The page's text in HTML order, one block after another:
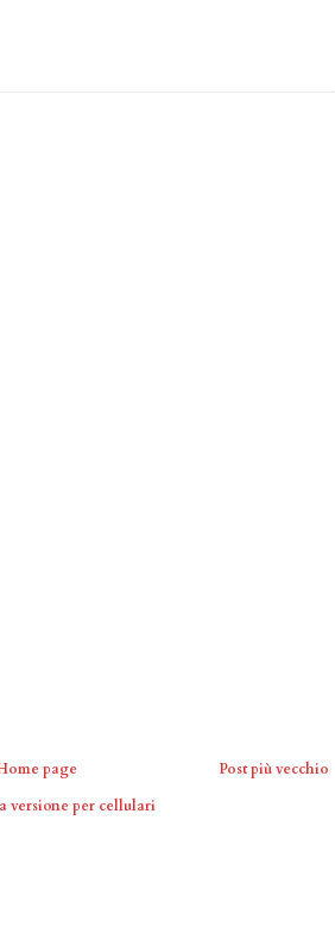
Post più vecchio
page
versione per cellulari